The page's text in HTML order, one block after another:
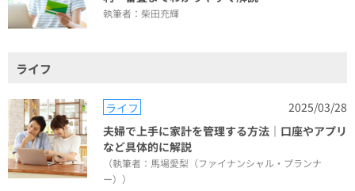
執筆者：柴田充輝
ライフ
ライフ
2025/03/28
夫婦で上手に家計を管理する方法｜口座やアプリ
など具体的に解説
（執筆者：馬場愛梨（ファイナンシャル・プランナ
ー））